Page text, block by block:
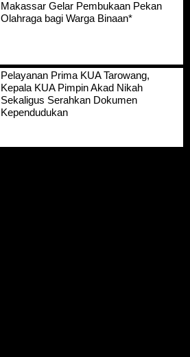
Makassar Gelar Pembukaan Pekan
Olahraga bagi Warga Binaan*
Pelayanan Prima KUA Tarowang,
Kepala KUA Pimpin Akad Nikah
Sekaligus Serahkan Dokumen
Kependudukan